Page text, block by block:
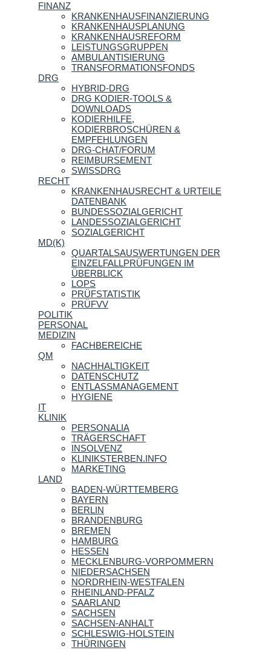
FINANZ
KRANKENHAUSFINANZIERUNG
KRANKENHAUSPLANUNG
KRANKENHAUSREFORM
LEISTUNGSGRUPPEN
AMBULANTISIERUNG
TRANSFORMATIONSFONDS
DRG
HYBRID-DRG
DRG KODIER-TOOLS &
DOWNLOADS
KODIERHILFE,
KODIERBROSCHÜREN &
EMPFEHLUNGEN
DRG-CHAT/FORUM
REIMBURSEMENT
SWISSDRG
RECHT
KRANKENHAUSRECHT & URTEILE
DATENBANK
BUNDESSOZIALGERICHT
LANDESSOZIALGERICHT
SOZIALGERICHT
MD(K)
QUARTALSAUSWERTUNGEN DER
EINZELFALLPRÜFUNGEN IM
ÜBERBLICK
LOPS
PRÜFSTATISTIK
PRÜFVV
POLITIK
PERSONAL
MEDIZIN
FACHBEREICHE
QM
NACHHALTIGKEIT
DATENSCHUTZ
ENTLASSMANAGEMENT
HYGIENE
IT
KLINIK
PERSONALIA
TRÄGERSCHAFT
INSOLVENZ
KLINIKSTERBEN.INFO
MARKETING
LAND
BADEN-WÜRTTEMBERG
BAYERN
BERLIN
BRANDENBURG
BREMEN
HAMBURG
HESSEN
MECKLENBURG-VORPOMMERN
NIEDERSACHSEN
NORDRHEIN-WESTFALEN
RHEINLAND-PFALZ
SAARLAND
SACHSEN
SACHSEN-ANHALT
SCHLESWIG-HOLSTEIN
THÜRINGEN